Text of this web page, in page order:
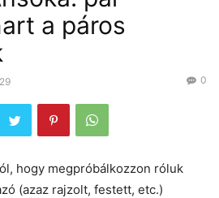
a páros
0
hogy megpróbálkozzon róluk
(azaz rajzolt, festett, etc.)